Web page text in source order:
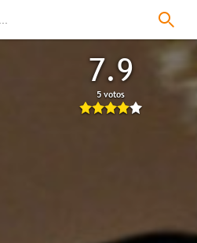
7.9
5 votos